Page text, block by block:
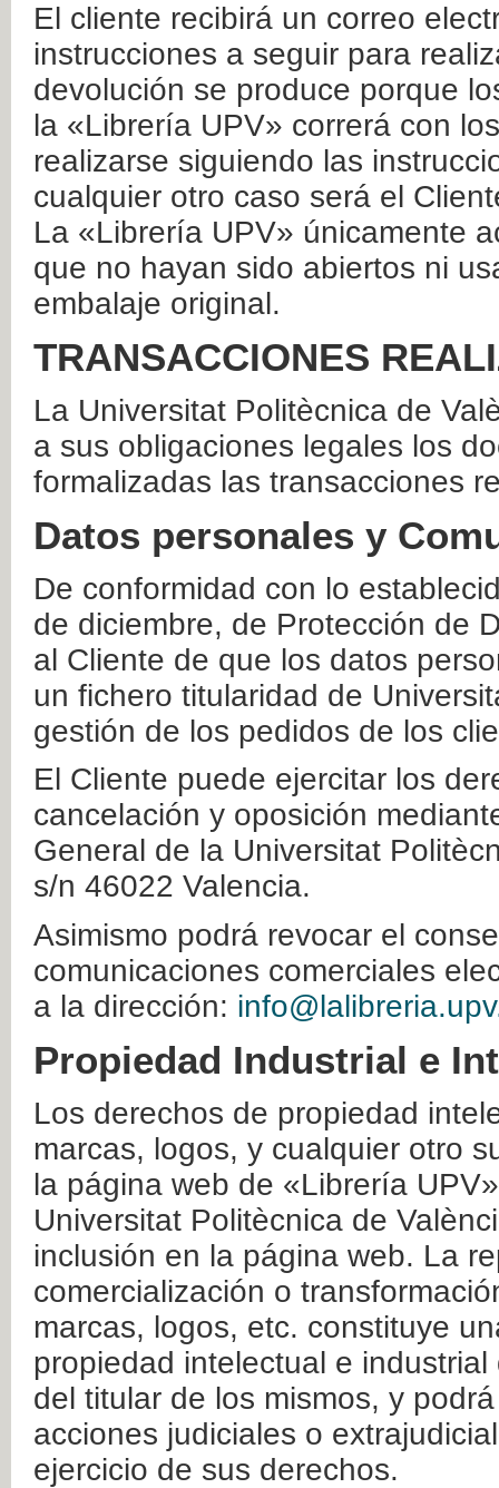
El cliente recibirá un correo
instrucciones a seguir para
devolución se produce porque
la «Librería UPV» correrá con
realizarse siguiendo las
cualquier otro caso será el
La «Librería UPV» únicamente
que no hayan sido abiertos ni
embalaje original.
TRANSACCIONES
La Universitat Politècnica de
a sus obligaciones legales los
formalizadas las transacciones
Datos personales y
De conformidad con lo
de diciembre, de Protección de
al Cliente de que los datos
un fichero titularidad de
gestión de los pedidos de los
El Cliente puede ejercitar los
cancelación y oposición
General de la Universitat
s/n 46022 Valencia.
Asimismo podrá revocar el
comunicaciones comerciales
a la dirección:
Propiedad Industrial e
Los derechos de propiedad
marcas, logos, y cualquier otro
la página web de «Librería
Universitat Politècnica de
inclusión en la página web. La
comercialización o
marcas, logos, etc. constituye
propiedad intelectual e
del titular de los mismos, y
acciones judiciales o
ejercicio de sus derechos.